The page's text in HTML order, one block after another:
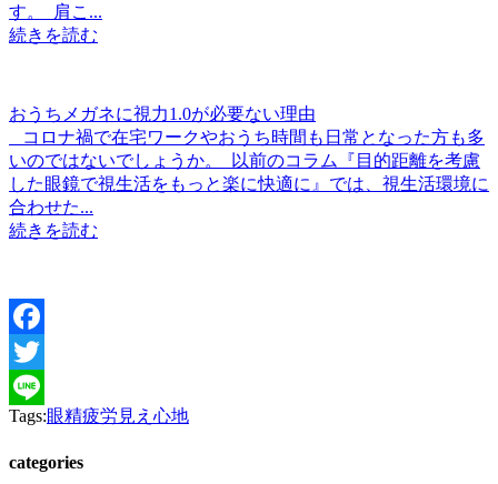
す。 肩こ...
続きを読む
おうちメガネに視力1.0が必要ない理由
コロナ禍で在宅ワークやおうち時間も日常となった方も多
いのではないでしょうか。 以前のコラム『目的距離を考慮
した眼鏡で視生活をもっと楽に快適に』では、視生活環境に
合わせた...
続きを読む
Facebook
Twitter
Line
Tags:眼精疲労 見え心地
categories